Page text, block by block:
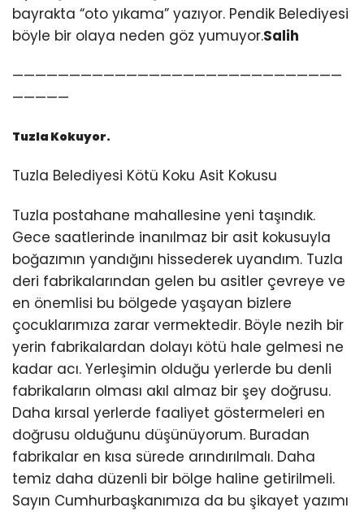
bayrakta “oto yıkama” yazıyor. Pendik Belediyesi
böyle bir olaya neden göz yumuyor.Salih
—————————————————————————————
—————
Tuzla Kokuyor.
Tuzla Belediyesi Kötü Koku Asit Kokusu
Tuzla postahane mahallesine yeni taşındık.
Gece saatlerinde inanılmaz bir asit kokusuyla
boğazımın yandığını hissederek uyandım. Tuzla
deri fabrikalarından gelen bu asitler çevreye ve
en önemlisi bu bölgede yaşayan bizlere
çocuklarımıza zarar vermektedir. Böyle nezih bir
yerin fabrikalardan dolayı kötü hale gelmesi ne
kadar acı. Yerleşimin olduğu yerlerde bu denli
fabrikaların olması akıl almaz bir şey doğrusu.
Daha kırsal yerlerde faaliyet göstermeleri en
doğrusu olduğunu düşünüyorum. Buradan
fabrikalar en kısa sürede arındırılmalı. Daha
temiz daha düzenli bir bölge haline getirilmeli.
Sayın Cumhurbaşkanımıza da bu şikayet yazımı